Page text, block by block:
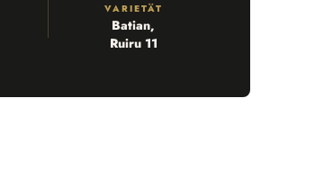
VARIETÄT
Batian,
Ruiru 11